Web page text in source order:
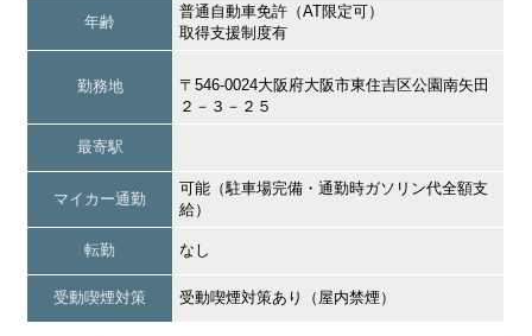
年齢
普通自動車免許（AT限定可）
取得支援制度有
勤務地
〒546-0024大阪府大阪市東住吉区公園南矢田
２－３－２５
最寄駅
マイカー通勤
可能（駐車場完備・通勤時ガソリン代全額支
給）
転勤 なし
受動喫煙対策 受動喫煙対策あり（屋内禁煙）